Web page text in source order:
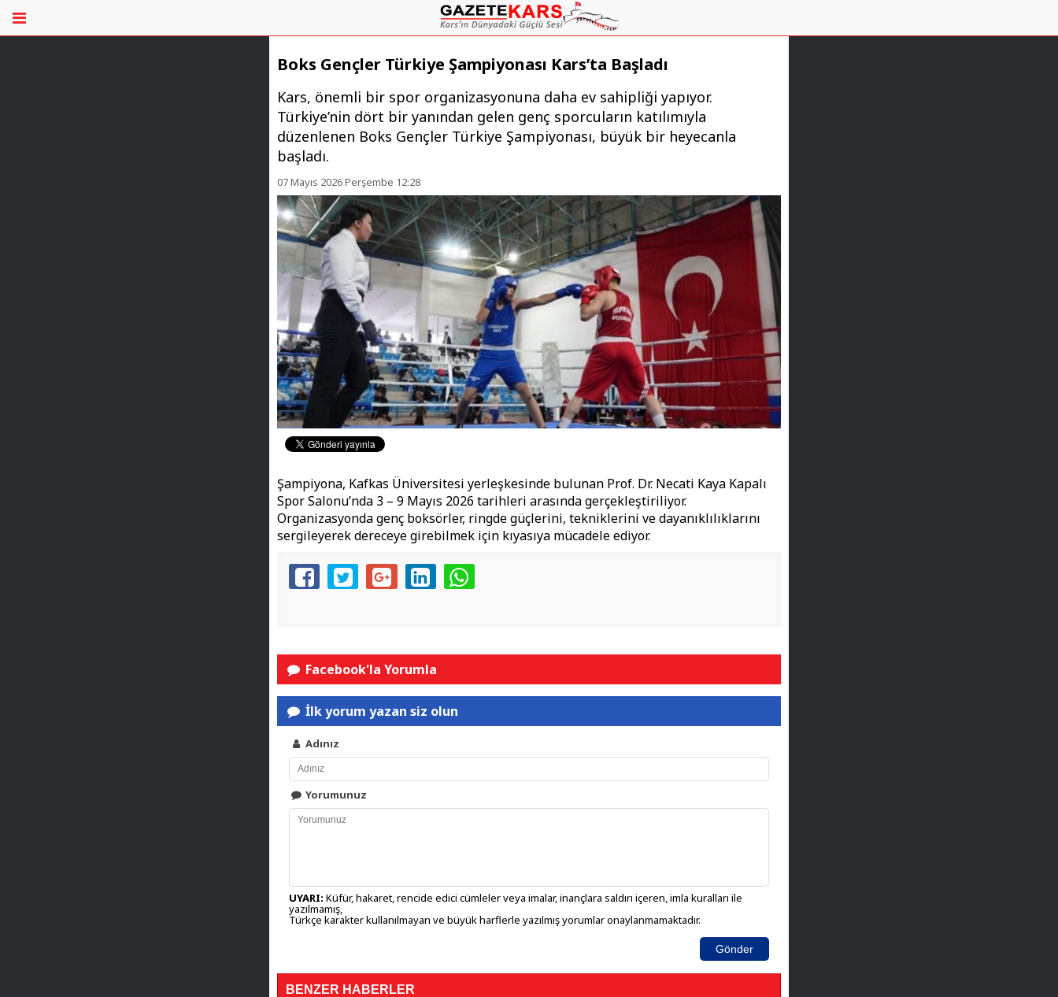
Boks Gençler Türkiye Şampiyonası Kars’ta Başladı
Kars, önemli bir spor organizasyonuna daha ev sahipliği yapıyor.
Türkiye’nin dört bir yanından gelen genç sporcuların katılımıyla
düzenlenen Boks Gençler Türkiye Şampiyonası, büyük bir heyecanla
başladı.
07 Mayıs 2026 Perşembe 12:28
Şampiyona, Kafkas Üniversitesi yerleşkesinde bulunan Prof. Dr. Necati Kaya Kapalı
Spor Salonu’nda 3 – 9 Mayıs 2026 tarihleri arasında gerçekleştiriliyor.
Organizasyonda genç boksörler, ringde güçlerini, tekniklerini ve dayanıklılıklarını
sergileyerek dereceye girebilmek için kıyasıya mücadele ediyor.
Facebook'la Yorumla
İlk yorum yazan siz olun
Adınız
Yorumunuz
UYARI: Küfür, hakaret, rencide edici cümleler veya imalar, inançlara saldırı içeren, imla kuralları ile
yazılmamış,
Türkçe karakter kullanılmayan ve büyük harflerle yazılmış yorumlar onaylanmamaktadır.
Gönder
BENZER HABERLER